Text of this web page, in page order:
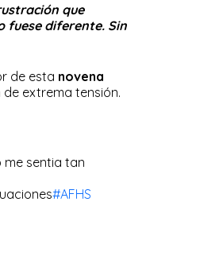
que
fuese diferente. Sin
de esta novena
extrema tensión.
sentia tan
#AFHS